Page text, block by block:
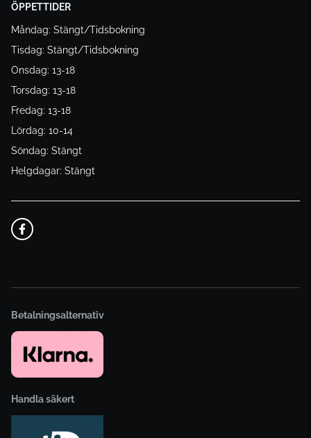
ÖPPETTIDER
Måndag: Stängt/Tidsbokning
Tisdag: Stängt/Tidsbokning
Onsdag: 13-18
Torsdag: 13-18
Fredag: 13-18
Lördag: 10-14
Söndag: Stängt
Helgdagar: Stängt
Betalningsalternativ
Handla säkert